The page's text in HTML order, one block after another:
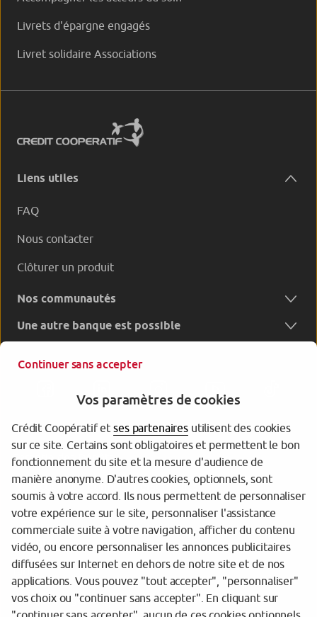
Livrets d'épargne engagés
Livret solidaire Associations
Liens utiles
FAQ
Nous contacter
Clôturer un produit
Nos communautés
Une autre banque est possible
Garantie des Dépôts
Protection des données personnelles
Gestion des cookies
Sécurité
Tarifs
Mentions légales
Continuer sans accepter
Vos paramètres de cookies
Crédit Coopératif etses partenairesutilisent des cookies
sur ce site. Certains sont obligatoires et permettent le bon
fonctionnement du site et la mesure d'audience de
manière anonyme. D'autres cookies, optionnels, sont
soumis à votre accord. Ils nous permettent de personnaliser
votre expérience sur le site, personnaliser l'assistance
commerciale suite à votre navigation, afficher du contenu
vidéo, ou encore personnaliser les annonces publicitaires
diffusées sur Internet en dehors de notre site et de nos
applications. Vous pouvez "tout accepter", "personnaliser"
vos choix ou "continuer sans accepter". En cliquant sur